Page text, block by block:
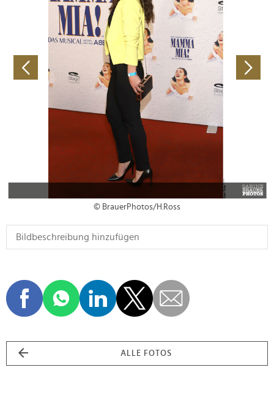
© BrauerPhotos/H.Ross
ALLE FOTOS